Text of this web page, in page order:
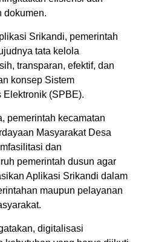
dokumen.
Srikandi, pemerintah
tata kelola
transparan, efektif, dan
konsep Sistem
Elektronik (SPBE).
pemerintah kecamatan
Masyarakat Desa
dan
pemerintah dusun agar
Aplikasi Srikandi dalam
maupun pelayanan
digitalisasi